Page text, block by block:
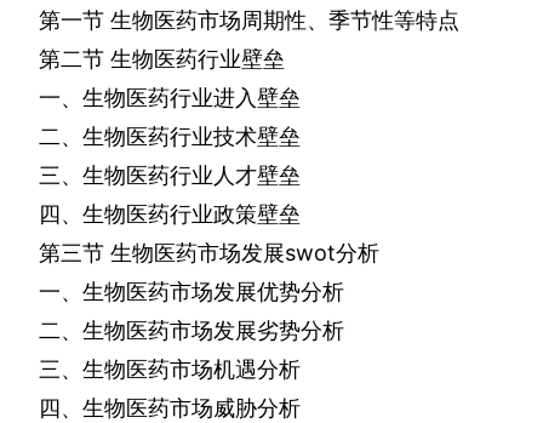
第一节 生物医药市场周期性、季节性等特点
第二节 生物医药行业壁垒
一、生物医药行业进入壁垒
二、生物医药行业技术壁垒
三、生物医药行业人才壁垒
四、生物医药行业政策壁垒
第三节 生物医药市场发展swot分析
一、生物医药市场发展优势分析
二、生物医药市场发展劣势分析
三、生物医药市场机遇分析
四、生物医药市场威胁分析